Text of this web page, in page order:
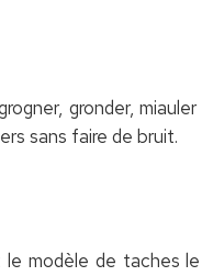
gronder,
sans faire de bruit.
modèle de taches